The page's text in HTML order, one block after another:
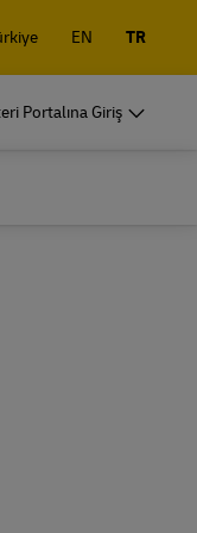
EN TR
Portalına Giriş
öğrenin